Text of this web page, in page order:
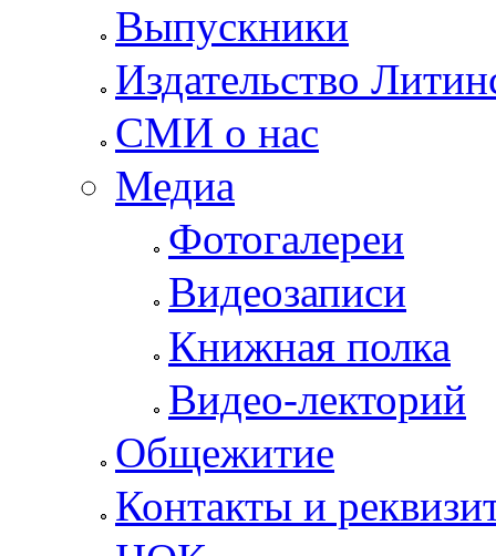
Выпускники
Издательство
СМИ о нас
Медиа
Фотогалереи
Видеозаписи
Книжная полка
Видео-лекторий
Общежитие
Контакты и